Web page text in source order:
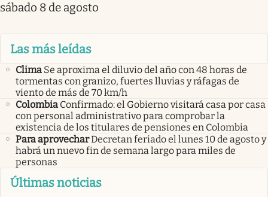
sábado 8 de agosto
Las más leídas
Clima Se aproxima el diluvio del año con 48 horas de
tormentas con granizo, fuertes lluvias y ráfagas de
viento de más de 70 km/h
Colombia Confirmado: el Gobierno visitará casa por casa
con personal administrativo para comprobar la
existencia de los titulares de pensiones en Colombia
Para aprovecharDecretan feriado el lunes 10 de agosto y
habrá un nuevo fin de semana largo para miles de
personas
Últimas noticias